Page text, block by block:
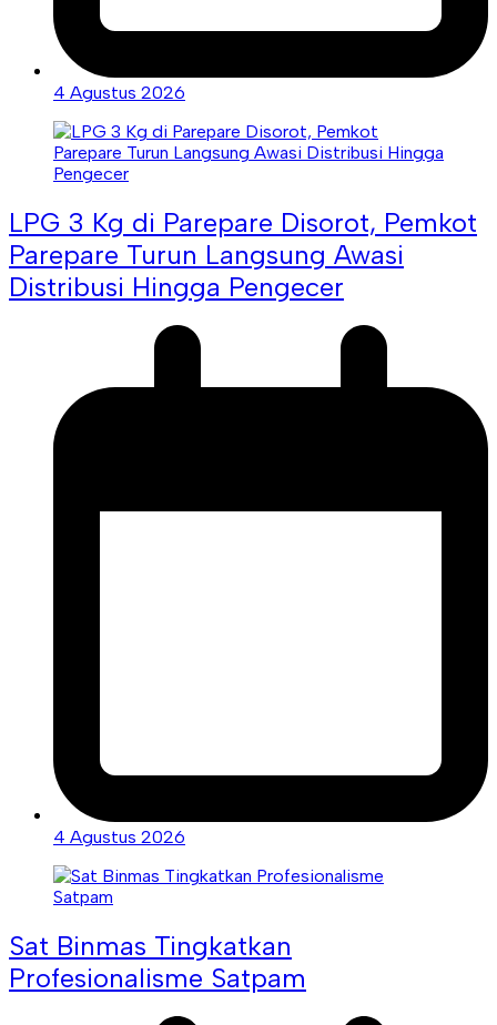
4 Agustus 2026
LPG 3 Kg di Parepare Disorot, Pemkot
Parepare Turun Langsung Awasi
Distribusi Hingga Pengecer
4 Agustus 2026
Sat Binmas Tingkatkan
Profesionalisme Satpam